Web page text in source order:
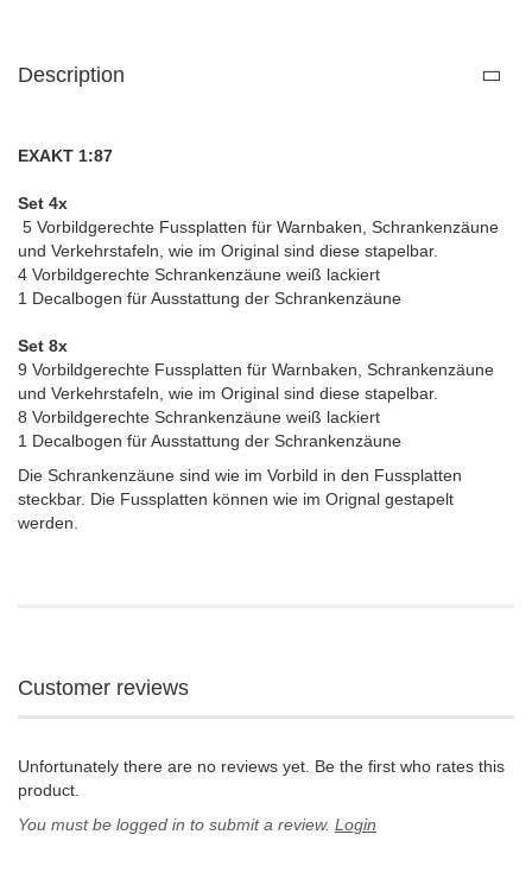
Description
EXAKT 1:87
Set 4x
5 Vorbildgerechte Fussplatten für Warnbaken, Schrankenzäune
und Verkehrstafeln, wie im Original sind diese stapelbar.
4 Vorbildgerechte Schrankenzäune weiß lackiert
1 Decalbogen für Ausstattung der Schrankenzäune
Set 8x
9 Vorbildgerechte Fussplatten für Warnbaken, Schrankenzäune
und Verkehrstafeln, wie im Original sind diese stapelbar.
8 Vorbildgerechte Schrankenzäune weiß lackiert
1 Decalbogen für Ausstattung der Schrankenzäune
Die Schrankenzäune sind wie im Vorbild in den Fussplatten
steckbar. Die Fussplatten können wie im Orignal gestapelt
werden.
Customer reviews
Unfortunately there are no reviews yet. Be the first who rates this
product.
You must be logged in to submit a review. Login